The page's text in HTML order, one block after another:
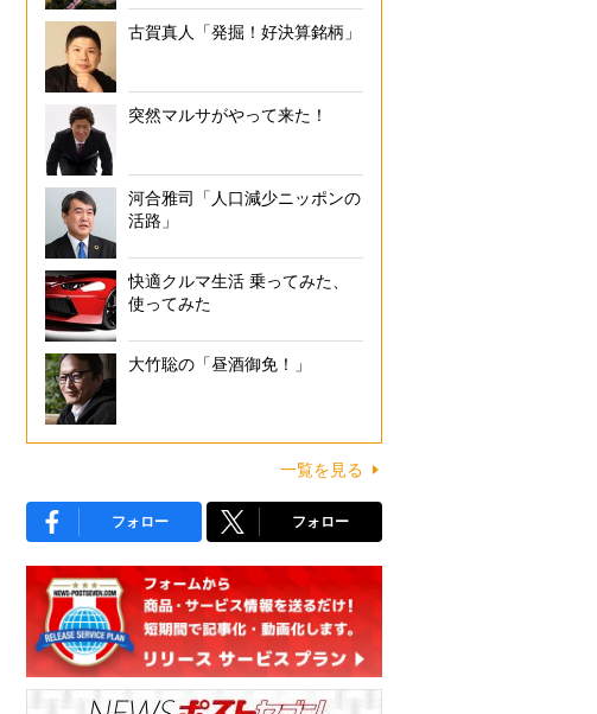
古賀真人「発掘！好決算銘柄」
突然マルサがやって来た！
河合雅司「人口減少ニッポンの
活路」
快適クルマ生活 乗ってみた、
使ってみた
大竹聡の「昼酒御免！」
一覧を見る
フォロー フォロー